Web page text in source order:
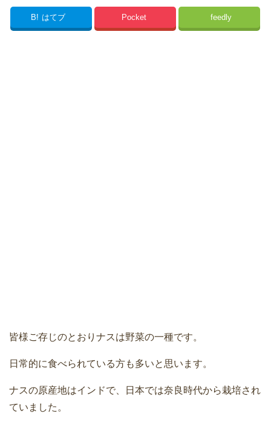
B! はてブ Pocket feedly
皆様ご存じのとおりナスは野菜の一種です。
日常的に食べられている方も多いと思います。
ナスの原産地はインドで、日本では奈良時代から栽培され
ていました。